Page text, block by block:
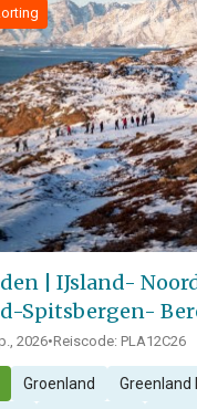
| IJsland-
Spitsbergen-
2026•Reiscode: PLA12C26
Groenland Greenland